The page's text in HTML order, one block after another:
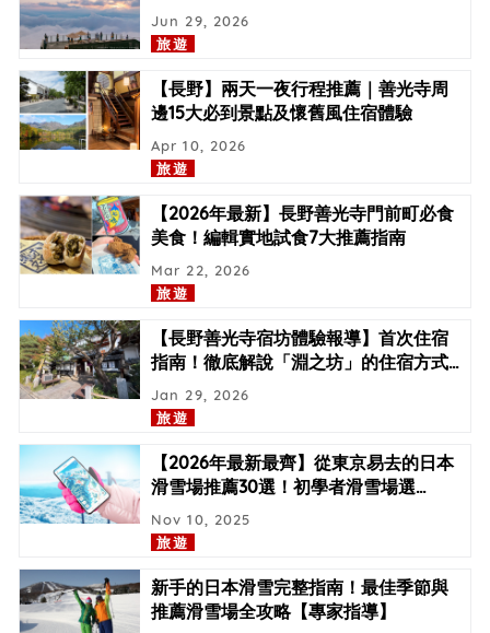
旅遊
Jun 29, 2026
【長野】兩天一夜行程推薦｜善光寺周
邊15大必到景點及懷舊風住宿體驗
旅遊
Apr 10, 2026
【2026年最新】長野善光寺門前町必食
美食！編輯實地試食7大推薦指南
旅遊
Mar 22, 2026
【長野善光寺宿坊體驗報導】首次住宿
指南！徹底解說「淵之坊」的住宿方式…
旅遊
Jan 29, 2026
【2026年最新最齊】從東京易去的日本
滑雪場推薦30選！初學者滑雪場選…
旅遊
Nov 10, 2025
新手的日本滑雪完整指南！最佳季節與
推薦滑雪場全攻略【專家指導】